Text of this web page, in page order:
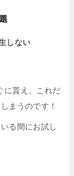
しない
に貰え、これだ
まうのです！
る間にお試し